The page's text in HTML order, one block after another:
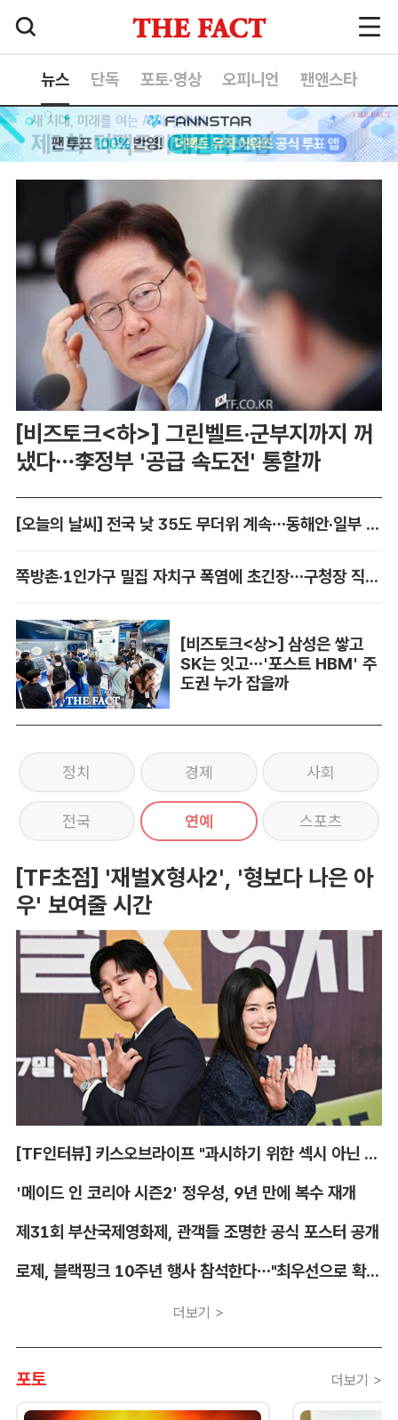
뉴스 단독 포토·영상 오피니언 팬앤스타
[비즈토크<하>] 그린벨트·군부지까지 꺼
냈다…李정부 '공급 속도전' 통할까
[오늘의 날씨] 전국 낮 35도 무더위 계속…동해안·일부 지역 비
쪽방촌·1인가구 밀집 자치구 폭염에 초긴장…구청장 직접 챙긴다
[비즈토크<상>] 삼성은 쌓고
SK는 잇고…'포스트 HBM' 주
도권 누가 잡을까
정치 경제 사회
전국 연예 스포츠
[TF초점] '재벌X형사2', '형보다 나은 아
우' 보여줄 시간
[TF인터뷰] 키스오브라이프 "과시하기 위한 섹시 아닌 당당함"
'메이드 인 코리아 시즌2' 정우성, 9년 만에 복수 재개
제31회 부산국제영화제, 관객들 조명한 공식 포스터 공개
로제, 블랙핑크 10주년 행사 참석한다…"최우선으로 확정"
더보기 >
포토 더보기 >